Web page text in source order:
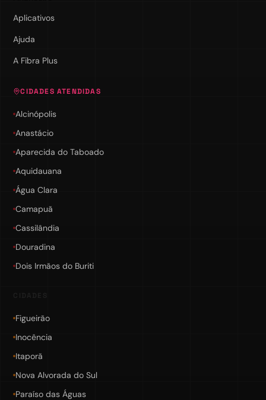
Aplicativos
Ajuda
A Fibra Plus
CIDADES ATENDIDAS
Alcinópolis
Anastácio
Aparecida do Taboado
Aquidauana
Água Clara
Camapuã
Cassilândia
Douradina
Dois Irmãos do Buriti
Figueirão
Inocência
Itaporã
Nova Alvorada do Sul
Paraíso das Águas